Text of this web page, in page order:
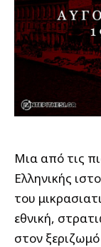
Μια από τις
Ελληνικής
του
εθνική,
στον